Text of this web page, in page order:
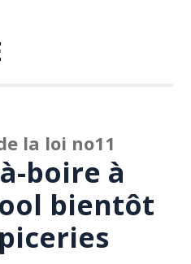
la loi no11
boire à
bientôt